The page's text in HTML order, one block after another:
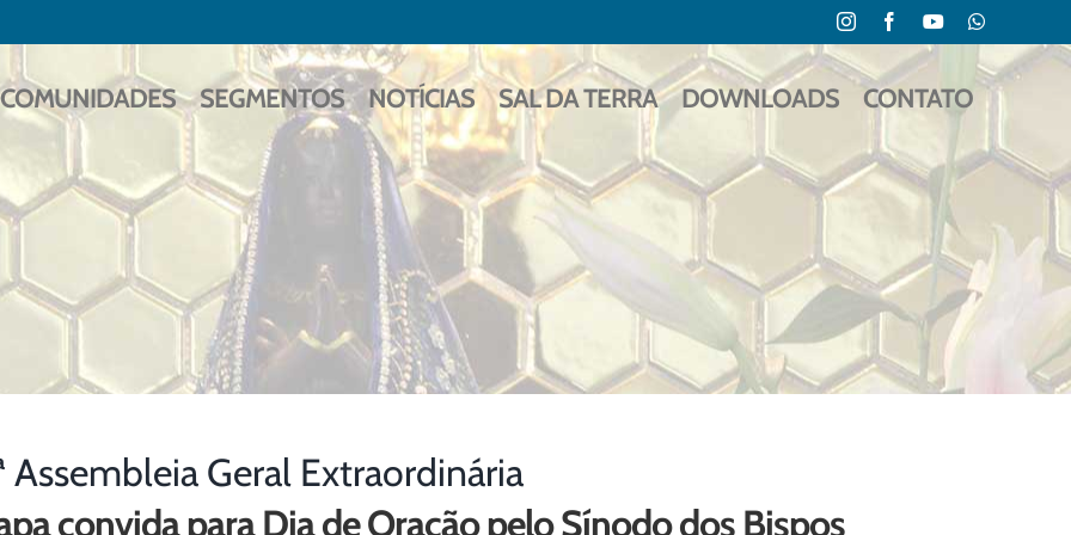
InstagramFacebookYouTubeWhatsApp
COMUNIDADES SEGMENTOS NOTÍCIAS SAL DA TERRA DOWNLOADS CONTATO
Assembleia Geral Extraordinária
convida para Dia de Oração pelo Sínodo dos Bispos